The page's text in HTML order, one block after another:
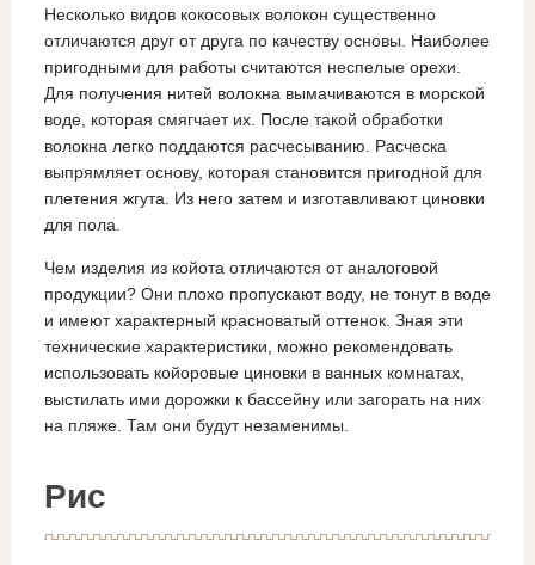
Несколько видов кокосовых волокон существенно
отличаются друг от друга по качеству основы. Наиболее
пригодными для работы считаются неспелые орехи.
Для получения нитей волокна вымачиваются в морской
воде, которая смягчает их. После такой обработки
волокна легко поддаются расчесыванию. Расческа
выпрямляет основу, которая становится пригодной для
плетения жгута. Из него затем и изготавливают циновки
для пола.
Чем изделия из койота отличаются от аналоговой
продукции? Они плохо пропускают воду, не тонут в воде
и имеют характерный красноватый оттенок. Зная эти
технические характеристики, можно рекомендовать
использовать койоровые циновки в ванных комнатах,
выстилать ими дорожки к бассейну или загорать на них
на пляже. Там они будут незаменимы.
Рис